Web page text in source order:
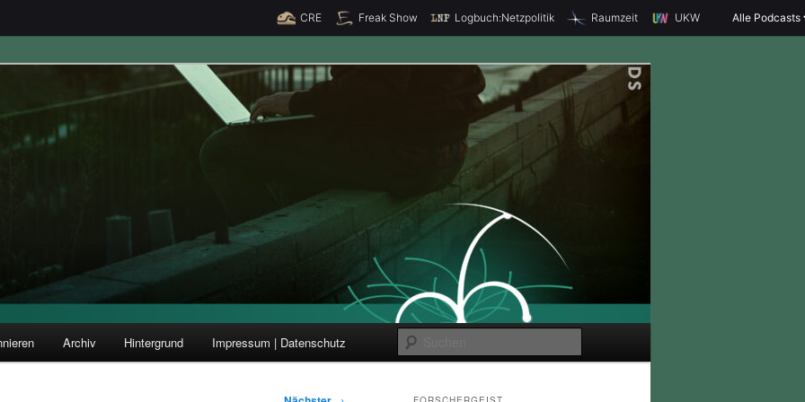
CRE Freak Show Logbuch:Netzpolitik Raumzeit UKW Alle Podcasts
und Forschung
u
Archiv Hintergrund Impressum | Datenschutz